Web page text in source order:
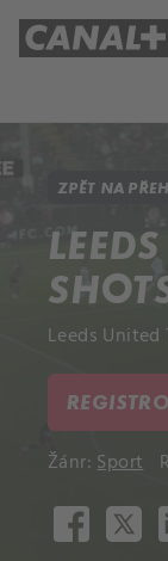
ZPĚT NA
Leeds United
Žánr:Sport